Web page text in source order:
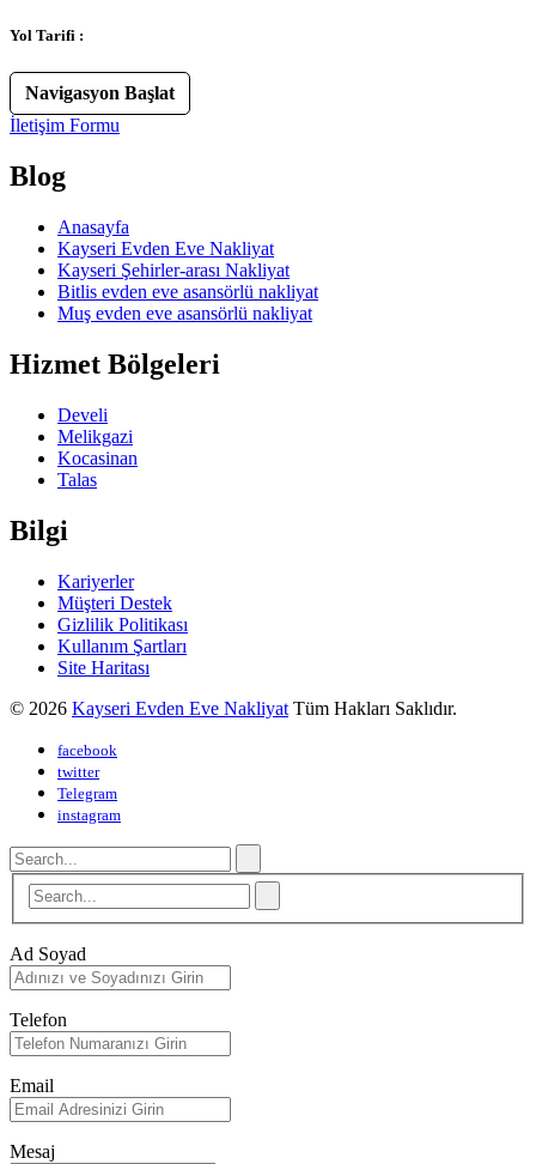
Yol Tarifi :
Navigasyon Başlat
İletişim Formu
Blog
Anasayfa
Kayseri Evden Eve Nakliyat
Kayseri Şehirler-arası Nakliyat
Bitlis evden eve asansörlü nakliyat
Muş evden eve asansörlü nakliyat
Hizmet Bölgeleri
Develi
Melikgazi
Kocasinan
Talas
Bilgi
Kariyerler
Müşteri Destek
Gizlilik Politikası
Kullanım Şartları
Site Haritası
© 2026 Kayseri Evden Eve Nakliyat Tüm Hakları Saklıdır.
facebook
twitter
Telegram
instagram
Ad Soyad
Telefon
Email
Mesaj